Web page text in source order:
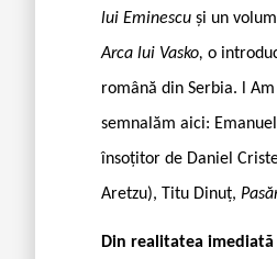
lui Eminescu și un
Arca lui Vasko, o
română din Serbia. l
semnalăm aici:
însoțitor de Daniel
Aretzu), Titu Dinuț,
Din realitatea imediată